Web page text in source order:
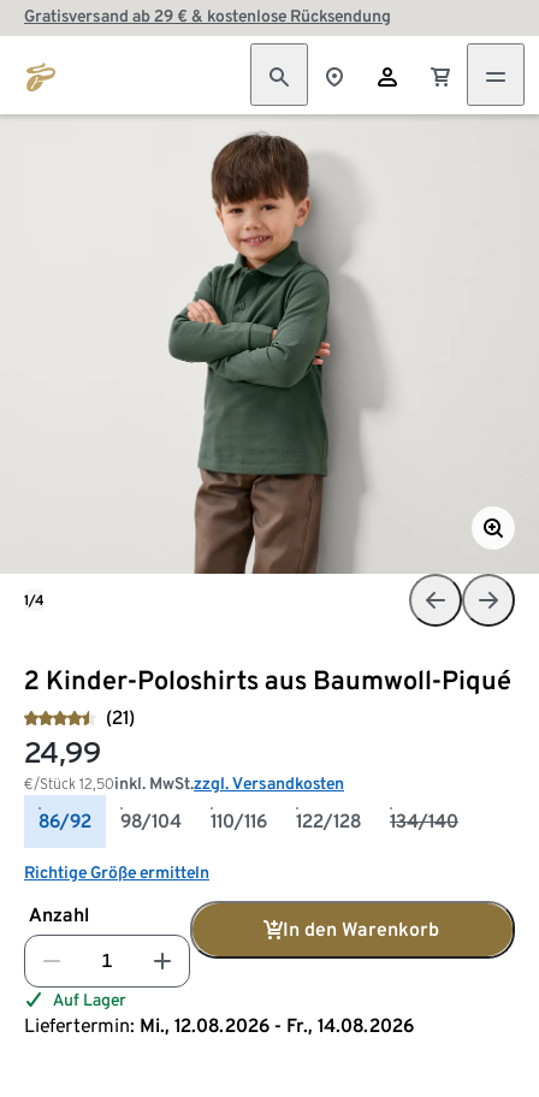
Gratisversand ab 29 € & kostenlose Rücksendung
2 Kinder-Poloshirts aus Baumwoll-Piqué
(21)
24,99
€/Stück 12,50inkl. MwSt.zzgl. Versandkosten
86/92 98/104 110/116 122/128 134/140
Richtige Größe ermitteln
Anzahl
In den Warenkorb
Auf Lager
Liefertermin: Mi., 12.08.2026 - Fr., 14.08.2026
1/4